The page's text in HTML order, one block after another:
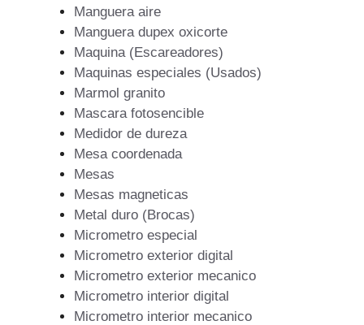
Manguera aire
Manguera dupex oxicorte
Maquina (Escareadores)
Maquinas especiales (Usados)
Marmol granito
Mascara fotosencible
Medidor de dureza
Mesa coordenada
Mesas
Mesas magneticas
Metal duro (Brocas)
Micrometro especial
Micrometro exterior digital
Micrometro exterior mecanico
Micrometro interior digital
Micrometro interior mecanico